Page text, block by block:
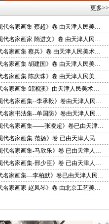
更多>>
代名家画集 蔡超》卷 由天津人民美…
代名家画家 隋进文》卷 由天津人民…
名家画集 蔡兵》卷 由天津人民美术…
名家画集 胡建国》卷 由天津人民美…
名家画集 陈庆珠》卷 由天津人民美…
名家画集 邹湘溪》由天津人民美术…
代名家画集--李承毅》卷由天津人民…
名家书法集--单国防》卷由天津人民…
代名家画集——张凌超》卷已由天津…
代名家画集-范扬》卷 已由天津人民…
代名家画集-马欣乐》卷 已由天津人…
代名家画集-邢少臣》卷 已由天津人…
名家画集—李柏默》卷已由天津人民…
名家画家 赵凤琴》卷 由北京工艺美…